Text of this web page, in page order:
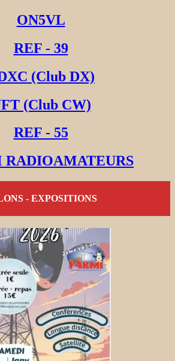
ON5VL
REF - 39
(Club DX)
(Club CW)
REF - 55
RADIOAMATEURS
- EXPOSITIONS